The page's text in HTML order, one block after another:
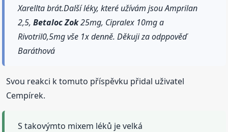
Xarellta brát.Další léky, které užívám jsou Amprilan
2,5,Betaloc Zok25mg, Cipralex 10mg a
Rivotril0,5mg vše 1x denně. Děkuji za odppověď
Baráthová
Svou reakci k tomuto příspěvku přidal uživatel
Cempírek.
S takovýmto mixem léků je velká